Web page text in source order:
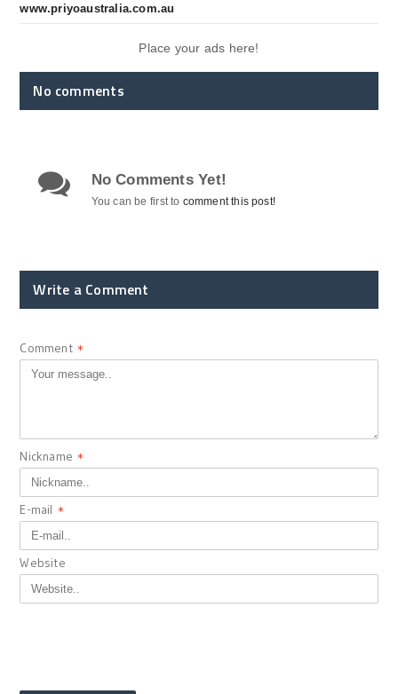
www.priyoaustralia.com.au
Place your ads here!
No comments
No Comments Yet!
You can be first to comment this post!
Write a Comment
Comment *
Nickname *
E-mail *
Website